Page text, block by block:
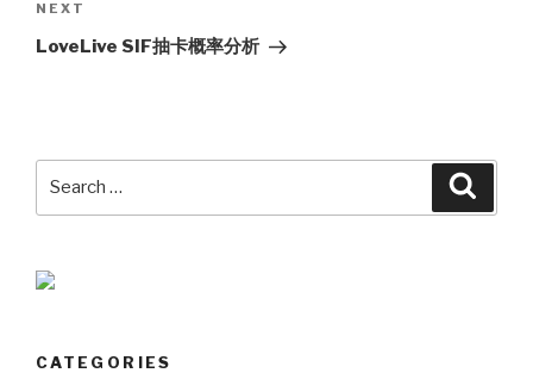
Next
Post
NEXT
LoveLive SIF抽卡概率分析
CATEGORIES